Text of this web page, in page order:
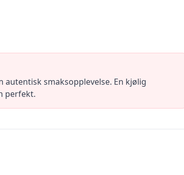
smaksopplevelse. En kjølig
perfekt.